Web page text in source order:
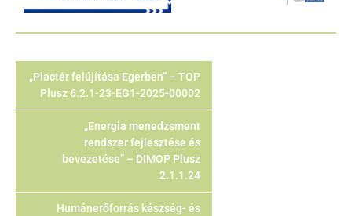
„Piactér felújítása Egerben” – TOP
Plusz 6.2.1-23-EG1-2025-00002
„Energia menedzsment
rendszer fejlesztése és
bevezetése” – DIMOP Plusz
2.1.1.24
Humánerőforrás készség- és